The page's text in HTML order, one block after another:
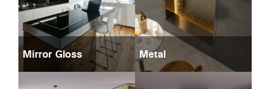
Mirror Gloss Metal